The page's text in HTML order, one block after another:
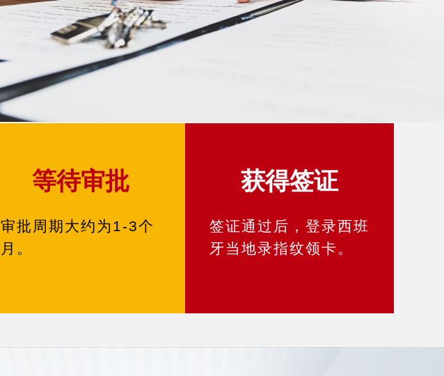
等待审批
审批周期大约为1-3个
月。
获得签证
签证通过后，登录西班
牙当地录指纹领卡。